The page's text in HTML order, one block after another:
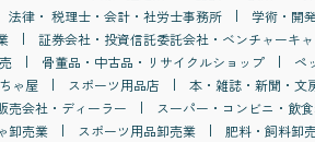
法律・ 税理士・会計・社労士事務所 学術・開
証券会社・投資信託委託会社・ベンチャーキ
骨董品・中古品・リサイクルショップ ペ
ゃ屋 スポーツ用品店 本・雑誌・新聞・文
売会社・ディーラー スーパー・コンビニ・飲
卸売業 スポーツ用品卸売業 肥料・飼料卸